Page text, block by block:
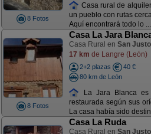
8 Fotos
Casa rural de
un pueblo con rutas
Aquí encontrará todo lo ...
8 Fotos
Casa La Jara
Casa Rural en San
17 km de Langre (León)
2+2 plazas
40 €
80 km de León
La Jara Blanca
restaurada según sus
La casa había sido
Casa La Ruda
Casa Rural en San